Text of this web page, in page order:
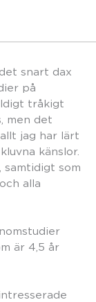
snart dax
på
tråkigt
men det
jag har lärt
känslor.
som
alla
är 4,5 år